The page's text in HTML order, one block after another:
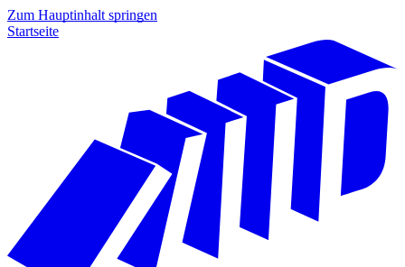
Zum Hauptinhalt springen
Startseite